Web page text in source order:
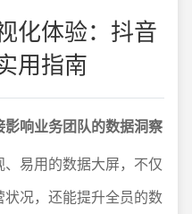
化体验：抖音
用指南
响业务团队的数据洞察
易用的数据大屏，不仅
况，还能提升全员的数